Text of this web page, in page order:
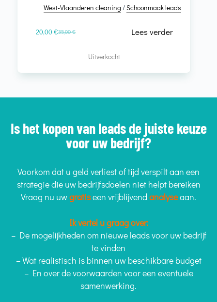
West-Vlaanderen cleaning /Schoonmaak leads
35,00€
20,00€ Lees verder
Uitverkocht
Is het kopen van leads de juiste keuze
voor uw bedrijf?
Voorkom dat u geld verliest of tijd verspilt aan een
strategie die uw bedrijfsdoelen niet helpt bereiken
Vraag nu uwgratiseen vrijblijvend analyseaan.
Ik vertel u graag over:
– De mogelijkheden om nieuwe leads voor uw bedrijf
te vinden
– Wat realistisch is binnen uw beschikbare budget
– En over de voorwaarden voor een eventuele
samenwerking.